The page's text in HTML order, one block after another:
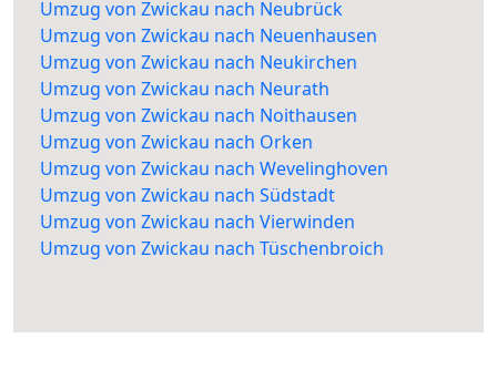
Umzug von Zwickau nach Neubrück
Umzug von Zwickau nach Neuenhausen
Umzug von Zwickau nach Neukirchen
Umzug von Zwickau nach Neurath
Umzug von Zwickau nach Noithausen
Umzug von Zwickau nach Orken
Umzug von Zwickau nach Wevelinghoven
Umzug von Zwickau nach Südstadt
Umzug von Zwickau nach Vierwinden
Umzug von Zwickau nach Tüschenbroich